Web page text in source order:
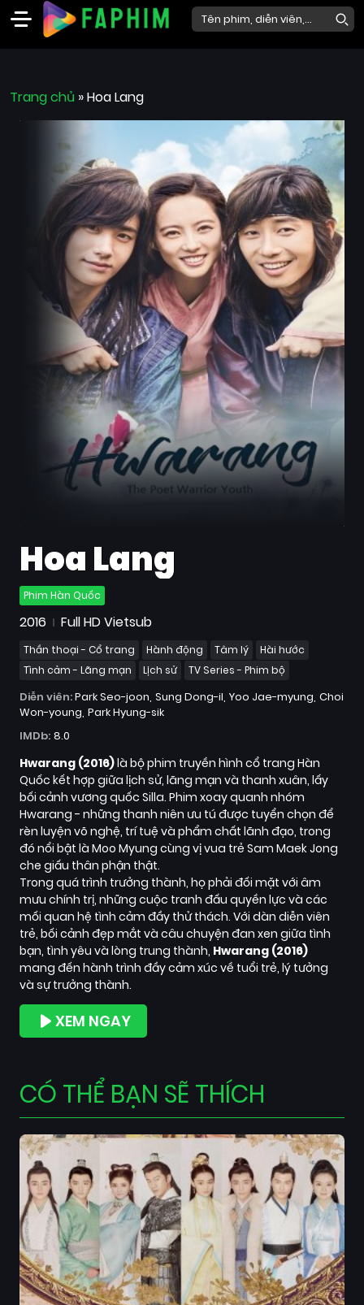
Phim
Mới
Phim
Quốc
Trang chủ »Hoa Lang
Hoa Lang
Phim Hàn Quốc
2016 Full HD Vietsub
Thần thoại - Cổ trang Hành động Tâm lý
Hài hước
Tình cảm - Lãng mạn
Lịch sử TV Series - Phim bộ
Diễn viên:Park Seo-joon Sung Dong-il Yoo Jae-myung Choi
Won-young Park Hyung-sik
IMDb: 8.0
Hwarang (2016)là bộ phim truyền hình cổ trang Hàn
Quốc kết hợp giữa lịch sử, lãng mạn và thanh xuân, lấy
bối cảnh vương quốc Silla. Phim xoay quanh nhóm
Hwarang - những thanh niên ưu tú được tuyển chọn để
rèn luyện võ nghệ, trí tuệ và phẩm chất lãnh đạo, trong
đó nổi bật là Moo Myung cùng vị vua trẻ Sam Maek Jong
che giấu thân phận thật.
Trong quá trình trưởng thành, họ phải đối mặt với âm
mưu chính trị, những cuộc tranh đấu quyền lực và các
mối quan hệ tình cảm đầy thử thách. Với dàn diễn viên
trẻ, bối cảnh đẹp mắt và câu chuyện đan xen giữa tình
bạn, tình yêu và lòng trung thành, Hwarang (2016)
mang đến hành trình đầy cảm xúc về tuổi trẻ, lý tưởng
và sự trưởng thành.
XEM NGAY
CÓ THỂ BẠN SẼ THÍCH